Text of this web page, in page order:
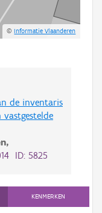
©Informatie Vlaanderen
de inventaris
ID: 5825
KENMERKEN